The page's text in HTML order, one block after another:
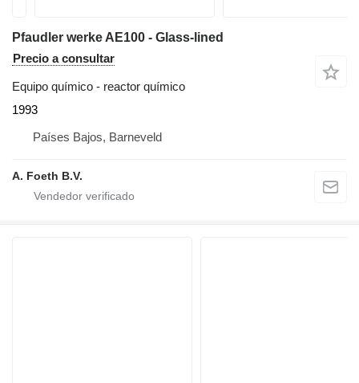
Pfaudler werke AE100 - Glass-lined
Precio a consultar
Equipo químico - reactor químico
1993
Países Bajos, Barneveld
A. Foeth B.V.